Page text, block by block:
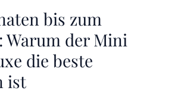
bis zum
Warum der Mini
die beste
ist